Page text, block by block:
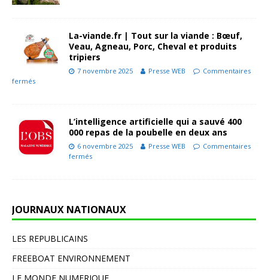
La-viande.fr | Tout sur la viande : Bœuf,
Veau, Agneau, Porc, Cheval et produits
tripiers
7 novembre 2025 Presse WEB
Commentaires
fermés
L’intelligence artificielle qui a sauvé 400
000 repas de la poubelle en deux ans
6 novembre 2025 Presse WEB
Commentaires
fermés
JOURNAUX NATIONAUX
LES REPUBLICAINS
FREEBOAT ENVIRONNEMENT
LE MONDE NUMERIQUE